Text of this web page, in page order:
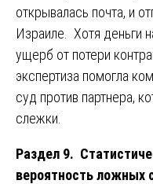
открывалась почта, и
Израиле. Хотя деньги
ущерб от потери
экспертиза помогла
суд против партнера,
слежки.
Раздел 9.
вероятность ложных